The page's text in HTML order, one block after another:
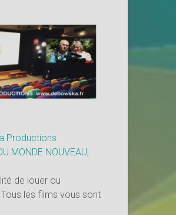
Productions
MONDE NOUVEAU,
de louer ou
les films vous sont